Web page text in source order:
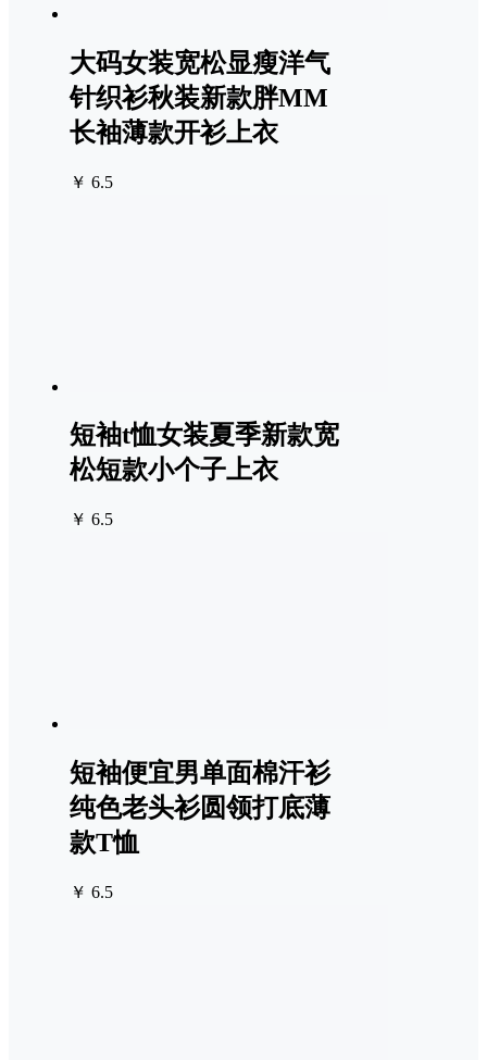
大码女装宽松显瘦洋气
针织衫秋装新款胖MM
长袖薄款开衫上衣
￥ 6.5
短袖t恤女装夏季新款宽
松短款小个子上衣
￥ 6.5
短袖便宜男单面棉汗衫
纯色老头衫圆领打底薄
款T恤
￥ 6.5